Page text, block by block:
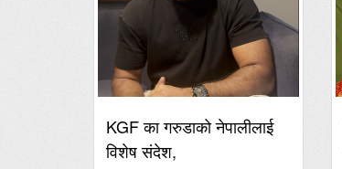
KGF का गरुडाको नेपालीलाई
विशेष संदेश,